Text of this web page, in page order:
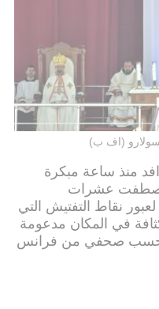
سولارو (اف ب)
منذ ساعة مبكرة
اصطفت عشرات
نقاط التفتيش التي
في المكان مدعومة
صحفي من فرانس